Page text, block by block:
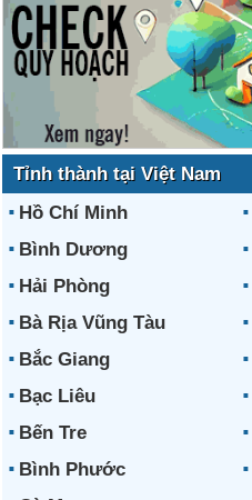
Tỉnh thành tại Việt Nam
Hồ Chí Minh
Bình Dương
Hải Phòng
Bà Rịa Vũng Tàu
Bắc Giang
Bạc Liêu
Bến Tre
Bình Phước